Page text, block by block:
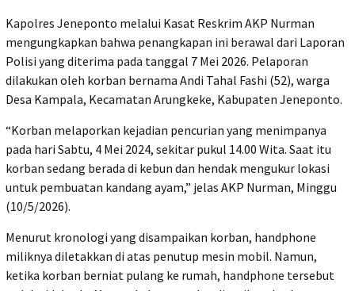
Kapolres Jeneponto melalui Kasat Reskrim AKP Nurman
mengungkapkan bahwa penangkapan ini berawal dari Laporan
Polisi yang diterima pada tanggal 7 Mei 2026. Pelaporan
dilakukan oleh korban bernama Andi Tahal Fashi (52), warga
Desa Kampala, Kecamatan Arungkeke, Kabupaten Jeneponto.
“Korban melaporkan kejadian pencurian yang menimpanya
pada hari Sabtu, 4 Mei 2024, sekitar pukul 14.00 Wita. Saat itu
korban sedang berada di kebun dan hendak mengukur lokasi
untuk pembuatan kandang ayam,” jelas AKP Nurman, Minggu
(10/5/2026).
Menurut kronologi yang disampaikan korban, handphone
miliknya diletakkan di atas penutup mesin mobil. Namun,
ketika korban berniat pulang ke rumah, handphone tersebut